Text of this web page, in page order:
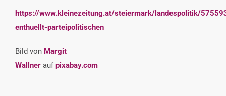
https://www.kleinezeitung.at/steiermark/landespolitik/
enthuellt-parteipolitischen
Bild von Margit
Wallner aufpixabay.com